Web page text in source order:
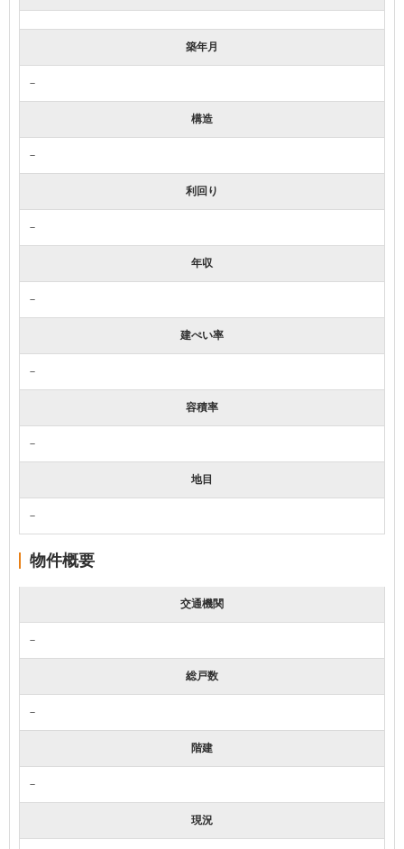
築年月
－
構造
－
利回り
－
年収
－
建ぺい率
－
容積率
－
地目
－
物件概要
交通機関
－
総戸数
－
階建
－
現況